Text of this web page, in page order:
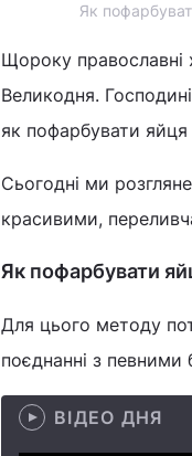
Як
Щороку православні
Великодня.
як пофарбувати
Сьогодні ми
красивими,
Як пофарбувати
Для цього методу
поєднанні з
ВІДЕО ДНЯ